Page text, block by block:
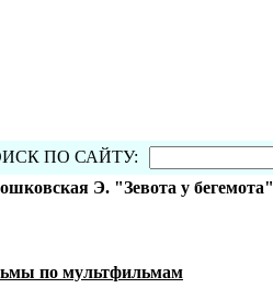
ПО САЙТУ:
Э. "Зевота у бегемота"
по мультфильмам